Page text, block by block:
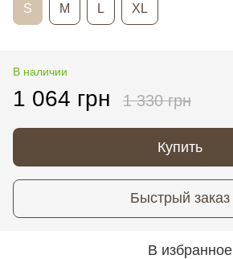
S M L XL
В наличии
1 064 грн 1 330 грн
Купить
Быстрый заказ
В избранное